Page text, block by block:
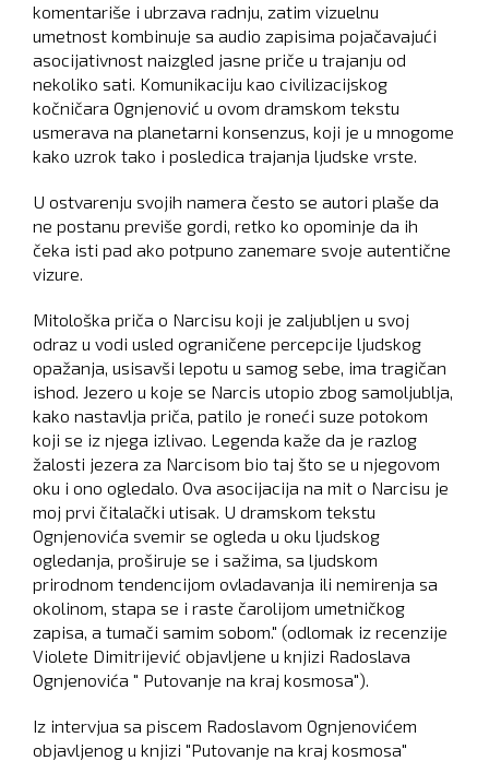
komentariše i ubrzava radnju, zatim vizuelnu
umetnost kombinuje sa audio zapisima pojačavajući
asocijativnost naizgled jasne priče u trajanju od
nekoliko sati. Komunikaciju kao civilizacijskog
kočničara Ognjenović u ovom dramskom tekstu
usmerava na planetarni konsenzus, koji je u mnogome
kako uzrok tako i posledica trajanja ljudske vrste.
U ostvarenju svojih namera često se autori plaše da
ne postanu previše gordi, retko ko opominje da ih
čeka isti pad ako potpuno zanemare svoje autentične
vizure.
Mitološka priča o Narcisu koji je zaljubljen u svoj
odraz u vodi usled ograničene percepcije ljudskog
opažanja, usisavši lepotu u samog sebe, ima tragičan
ishod. Jezero u koje se Narcis utopio zbog samoljublja,
kako nastavlja priča, patilo je roneći suze potokom
koji se iz njega izlivao. Legenda kaže da je razlog
žalosti jezera za Narcisom bio taj što se u njegovom
oku i ono ogledalo. Ova asocijacija na mit o Narcisu je
moj prvi čitalački utisak. U dramskom tekstu
Ognjenovića svemir se ogleda u oku ljudskog
ogledanja, proširuje se i sažima, sa ljudskom
prirodnom tendencijom ovladavanja ili nemirenja sa
okolinom, stapa se i raste čarolijom umetničkog
zapisa, a tumači samim sobom." (odlomak iz recenzije
Violete Dimitrijević objavljene u knjizi Radoslava
Ognjenovića " Putovanje na kraj kosmosa").
Iz intervjua sa piscem Radoslavom Ognjenovićem
objavljenog u knjizi "Putovanje na kraj kosmosa"